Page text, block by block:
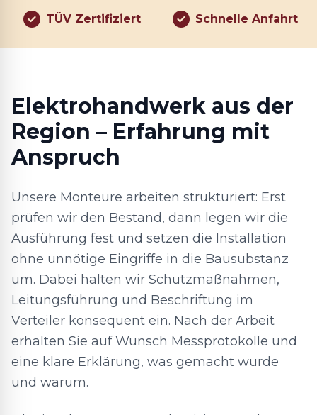
TÜV Zertifiziert Schnelle Anfahrt
Elektrohandwerk aus der
Region – Erfahrung mit
Anspruch
Unsere Monteure arbeiten strukturiert: Erst
prüfen wir den Bestand, dann legen wir die
Ausführung fest und setzen die Installation
ohne unnötige Eingriffe in die Bausubstanz
um. Dabei halten wir Schutzmaßnahmen,
Leitungsführung und Beschriftung im
Verteiler konsequent ein. Nach der Arbeit
erhalten Sie auf Wunsch Messprotokolle und
eine klare Erklärung, was gemacht wurde
und warum.